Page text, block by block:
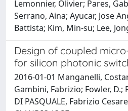
Lemonnier, Olivier; Pares,
Serrano, Aina; Ayucar, Jose
Battista; Kim, Min-su; Lee,
Design of coupled
for silicon photonic
2016-01-01 Manganelli,
Gambini, Fabrizio; Fowler, D.;
DI PASQUALE, Fabrizio